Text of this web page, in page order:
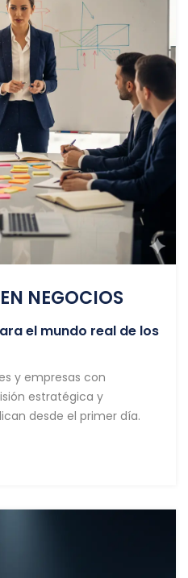
NEGOCIOS
el mundo real de los
y empresas con
estratégica y
desde el primer día.